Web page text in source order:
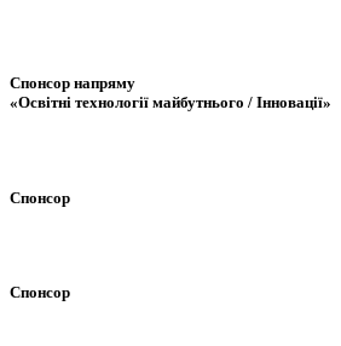
Спонсор напряму
«Освітні технології майбутнього / Інновації»
Спонсор
Спонсор